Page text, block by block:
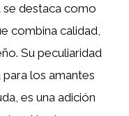
se destaca como
combina calidad,
Su peculiaridad
los amantes
es una adición